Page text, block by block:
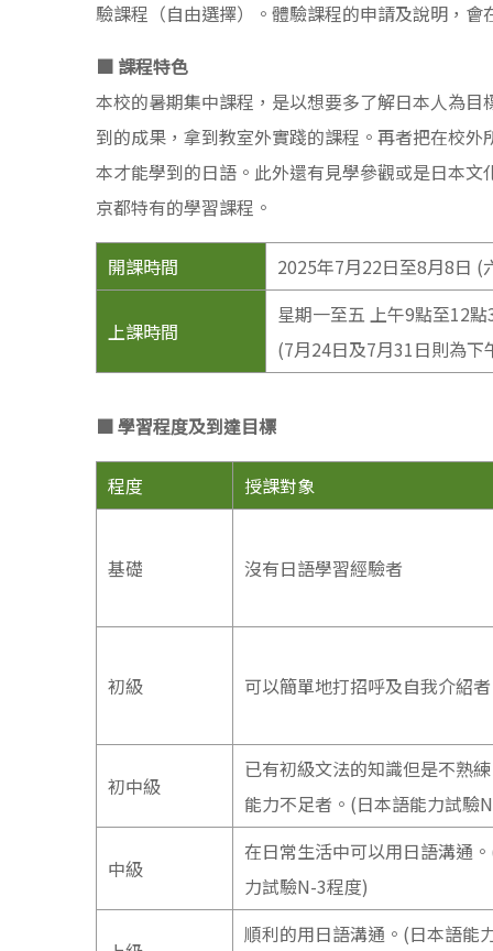
驗課程（自由選擇）。體驗課程的申請及說明，會
■ 課程特色
本校的暑期集中課程，是以想要多了解日本人為
到的成果，拿到教室外實踐的課程。再者把在校
本才能學到的日語。此外還有見學參觀或是日本
京都特有的學習課程。
開課時間 2025年7月22日至8月8日 (
上課時間
星期一至五 上午9點至12點
(7月24日及7月31日則為
■ 學習程度及到達目標
程度 授課對象
基礎 沒有日語學習經驗者
初級 可以簡單地打招呼及自我介紹者
初中級
已有初級文法的知識但是不熟
能力不足者。(日本語能力試驗
中級
在日常生活中可以用日語溝通
力試驗N-3程度)
順利的用日語溝通。(日本語能